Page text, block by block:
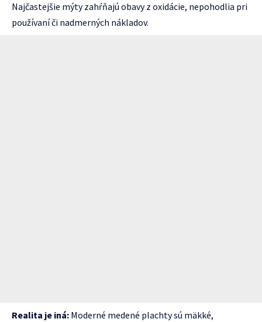
Najčastejšie mýty zahŕňajú obavy z oxidácie, nepohodlia pri
používaní či nadmerných nákladov.
Realita je iná: Moderné medené plachty sú mäkké,